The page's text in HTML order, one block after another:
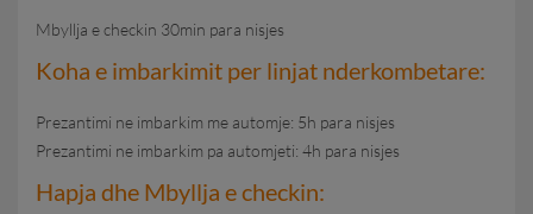
Mbyllja e checkin 30min para nisjes
Koha e imbarkimit per linjat nderkombetare:
Prezantimi ne imbarkim me automje: 5h para nisjes
Prezantimi ne imbarkim pa automjeti: 4h para nisjes
Hapja dhe Mbyllja e checkin: